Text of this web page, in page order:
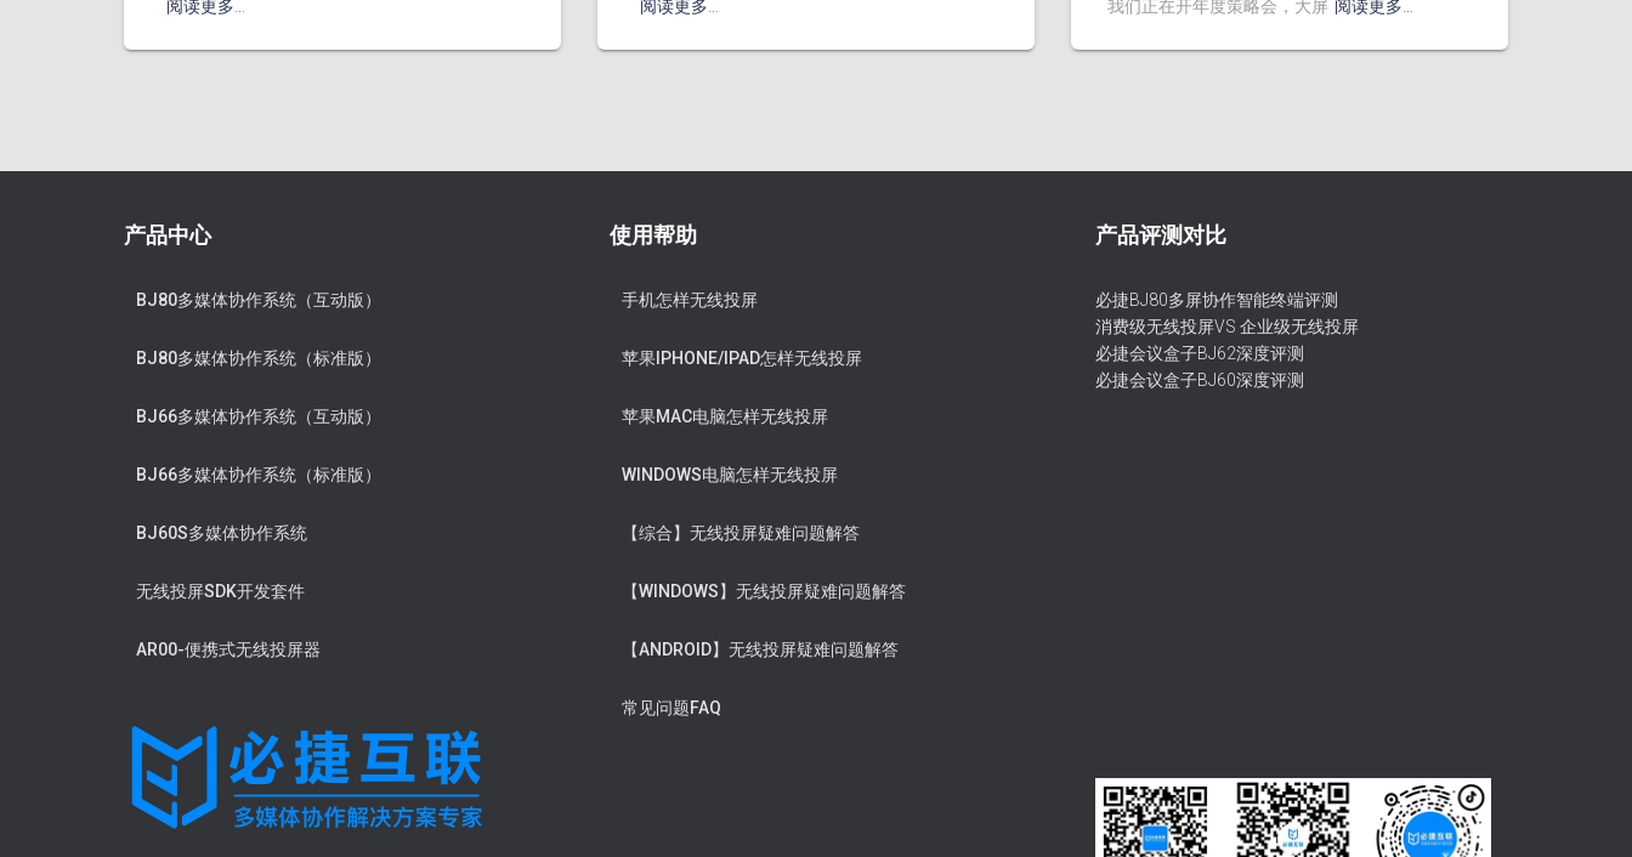
阅读更多…
阅读更多…
我们正在开年度策略会，大屏 阅读更多…
产品中心
BJ80多媒体协作系统（互动版）
BJ80多媒体协作系统（标准版）
BJ66多媒体协作系统（互动版）
BJ66多媒体协作系统（标准版）
BJ60S多媒体协作系统
无线投屏SDK开发套件
AR00-便携式无线投屏器
使用帮助
手机怎样无线投屏
苹果IPHONE/IPAD怎样无线投屏
苹果MAC电脑怎样无线投屏
WINDOWS电脑怎样无线投屏
【综合】无线投屏疑难问题解答
【WINDOWS】无线投屏疑难问题解答
【ANDROID】无线投屏疑难问题解答
常见问题FAQ
产品评测对比
必捷BJ80多屏协作智能终端评测
消费级无线投屏VS 企业级无线投屏
必捷会议盒子BJ62深度评测
必捷会议盒子BJ60深度评测